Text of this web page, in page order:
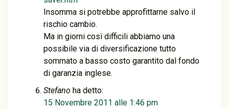
Insomma si potrebbe approfittarne salvo il
rischio cambio.
Ma in giorni così difficili abbiamo una
possibile via di diversificazione tutto
sommato a basso costo garantito dal fondo
di garanzia inglese.
Stefano ha detto:
15 Novembre 2011 alle 1:46 pm